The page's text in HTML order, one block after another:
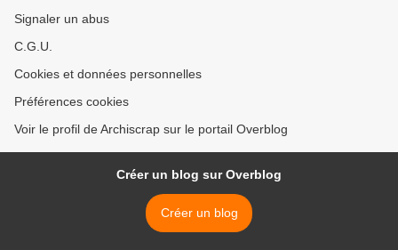
Signaler un abus
C.G.U.
Cookies et données personnelles
Préférences cookies
Voir le profil de Archiscrap sur le portail Overblog
Créer un blog sur Overblog
Créer un blog